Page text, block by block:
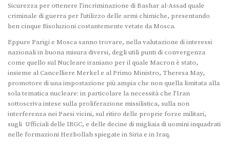
Sicurezza per ottenere l’incriminazione di Bashar al-Assad quale
criminale di guerra per l’utilizzo delle armi chimiche, presentando
ben cinque Risoluzioni costantemente vetate da Mosca.
Eppure Parigi e Mosca sanno trovare, nella valutazione di interessi
nazionali in buona misura diversi, degli utili punti di convergenza
come quello sul Nucleare iraniano per il quale Macron è stato,
insieme al Cancelliere Merkel e al Primo Ministro, Theresa May,
promotore di una impostazione più ampia che non quella limitata alla
sola tematica nucleare: in particolare la necessità che l’Iran
sottoscriva intese sulla proliferazione missilistica, sulla non
interferenza nei Paesi vicini, sul ritiro delle proprie forze militari,
sugli Ufficiali delle IRGC, e delle decine di migliaia di uomini inquadrati
nelle formazioni Hezbollah spiegate in Siria e in Iraq.